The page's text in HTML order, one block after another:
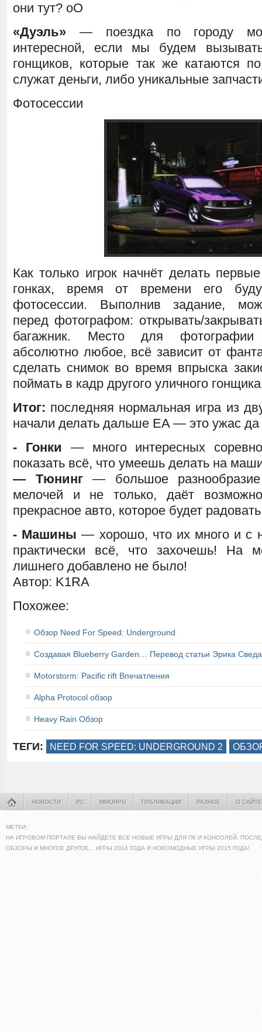
они тут? оО
«Дуэль» — поездка по городу
интересной, если мы будем
гонщиков, которые так же катаются
служат деньги, либо уникальные
Фотосессии
Как только игрок начнёт делать
гонках, время от времени его
фотосессии. Выполнив задание,
перед фотографом: открывать/
багажник. Место для
абсолютно любое, всё зависит от
сделать снимок во время впрыска
поймать в кадр другого уличного
Итог: последняя нормальная игра из
начали делать дальше EA — это ужас да
- Гонки — много интересных
показать всё, что умеешь делать на
— Тюнинг— большое разнообразие
мелочей и не только, даёт
прекрасное авто, которое будет
- Машины — хорошо, что их много и с
практически всё, что захочешь! На
лишнего добавлено не было!
Автор: K1RA
Похожее:
Обзор Need For Speed: Underground
Создавая Blueberry Garden… Перевод статьи Эрика
Motorstorm: Pacific rift Впечатления
Alpha Protocol обзор
Heavy Rain Обзор
ТЕГИ: NEED FOR SPEED: UNDERGROUND 2
НОВОСТИ PC MMORPG ПУБЛИКАЦИИ РАЗНОЕ О САЙТЕ
МЕТКИ:
НА ИГРОВОМ ПОРТАЛЕ ВЫ НАЙДЕТЕ ВСЕ НОВЫЕ ИГРЫ ДЛЯ ПК И КОНСОЛЕЙ.
ОБЗОРЫ И МНОГОЕ ДРУГОЕ... ИГРЫ 2014 ГОДА И НОВОМОДНЫЕ ИГРЫ 2015 ГОДА!